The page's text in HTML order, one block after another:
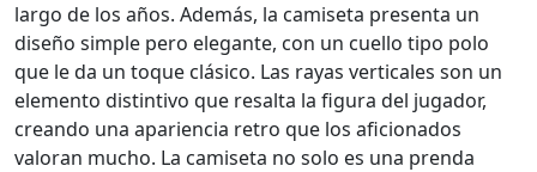
largo de los años. Además, la camiseta presenta un
diseño simple pero elegante, con un cuello tipo polo
que le da un toque clásico. Las rayas verticales son un
elemento distintivo que resalta la figura del jugador,
creando una apariencia retro que los aficionados
valoran mucho. La camiseta no solo es una prenda